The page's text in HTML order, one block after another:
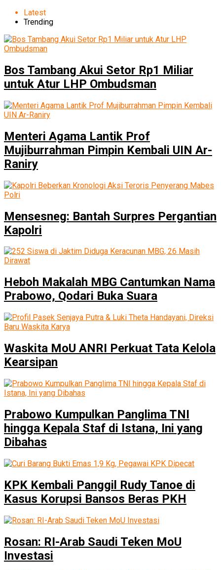
Latest
Trending
Bos Tambang Akui Setor Rp1 Miliar
untuk Atur LHP Ombudsman
Menteri Agama Lantik Prof
Mujiburrahman Pimpin Kembali UIN Ar-
Raniry
Mensesneg: Bantah Surpres Pergantian
Kapolri
Heboh Makalah MBG Cantumkan Nama
Prabowo, Qodari Buka Suara
Waskita MoU ANRI Perkuat Tata Kelola
Kearsipan
Prabowo Kumpulkan Panglima TNI
hingga Kepala Staf di Istana, Ini yang
Dibahas
KPK Kembali Panggil Rudy Tanoe di
Kasus Korupsi Bansos Beras PKH
Rosan: RI-Arab Saudi Teken MoU
Investasi